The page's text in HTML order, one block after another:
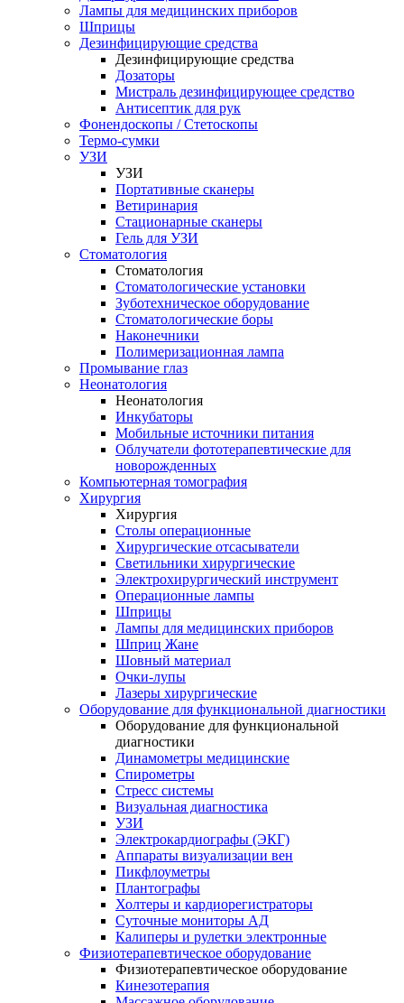
Лампы для медицинских приборов
Шприцы
Дезинфицирующие средства
Дезинфицирующие средства
Дозаторы
Мистраль дезинфицирующее средство
Антисептик для рук
Фонендоскопы / Стетоскопы
Термо-сумки
УЗИ
УЗИ
Портативные сканеры
Ветиринария
Стационарные сканеры
Гель для УЗИ
Стоматология
Стоматология
Стоматологические установки
Зуботехническое оборудование
Стоматологические боры
Наконечники
Полимеризационная лампа
Промывание глаз
Неонатология
Неонатология
Инкубаторы
Мобильные источники питания
Облучатели фототерапевтические для
новорожденных
Компьютерная томография
Хирургия
Хирургия
Столы операционные
Хирургические отсасыватели
Светильники хирургические
Электрохирургический инструмент
Операционные лампы
Шприцы
Лампы для медицинских приборов
Шприц Жане
Шовный материал
Очки-лупы
Лазеры хирургические
Оборудование для функциональной диагностики
Оборудование для функциональной
диагностики
Динамометры медицинские
Спирометры
Стресс системы
Визуальная диагностика
УЗИ
Электрокардиографы (ЭКГ)
Аппараты визуализации вен
Пикфлоуметры
Плантографы
Холтеры и кардиорегистраторы
Суточные мониторы АД
Калиперы и рулетки электронные
Физиотерапевтическое оборудование
Физиотерапевтическое оборудование
Кинезотерапия